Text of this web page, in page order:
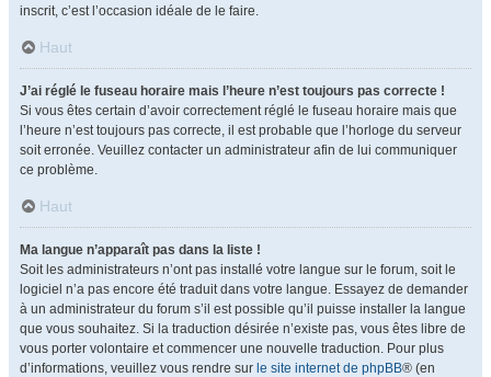
inscrit, c’est l’occasion idéale de le faire.
Haut
J’ai réglé le fuseau horaire mais l’heure n’est toujours pas correcte !
Si vous êtes certain d’avoir correctement réglé le fuseau horaire mais que
l’heure n’est toujours pas correcte, il est probable que l’horloge du serveur
soit erronée. Veuillez contacter un administrateur afin de lui communiquer
ce problème.
Haut
Ma langue n’apparaît pas dans la liste !
Soit les administrateurs n’ont pas installé votre langue sur le forum, soit le
logiciel n’a pas encore été traduit dans votre langue. Essayez de demander
à un administrateur du forum s’il est possible qu’il puisse installer la langue
que vous souhaitez. Si la traduction désirée n’existe pas, vous êtes libre de
vous porter volontaire et commencer une nouvelle traduction. Pour plus
d’informations, veuillez vous rendre sur le site internet de phpBB® (en